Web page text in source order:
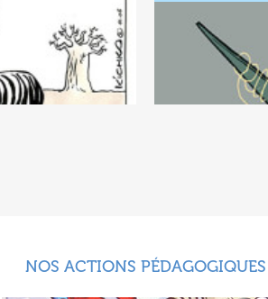
NOS ACTIONS PÉDAGOGIQUES